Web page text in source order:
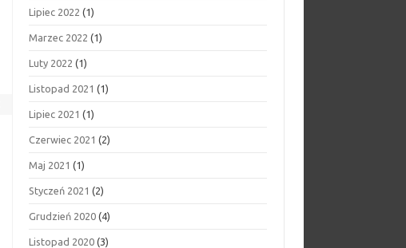
Lipiec 2022 (1)
Marzec 2022 (1)
Luty 2022 (1)
Listopad 2021 (1)
Lipiec 2021 (1)
Czerwiec 2021 (2)
Maj 2021 (1)
Styczeń 2021 (2)
Grudzień 2020 (4)
Listopad 2020 (3)